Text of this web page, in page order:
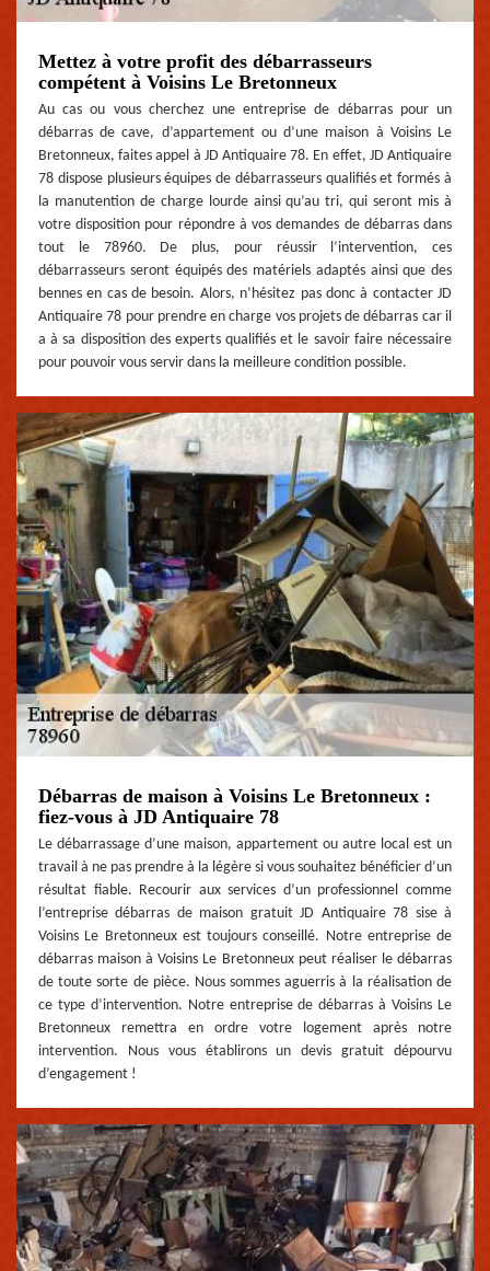
Mettez à votre profit des débarrasseurs
compétent à Voisins Le Bretonneux
Au cas ou vous cherchez une entreprise de débarras pour un
débarras de cave, d’appartement ou d’une maison à Voisins Le
Bretonneux, faites appel à JD Antiquaire 78. En effet, JD Antiquaire
78 dispose plusieurs équipes de débarrasseurs qualifiés et formés à
la manutention de charge lourde ainsi qu’au tri, qui seront mis à
votre disposition pour répondre à vos demandes de débarras dans
tout le 78960. De plus, pour réussir l’intervention, ces
débarrasseurs seront équipés des matériels adaptés ainsi que des
bennes en cas de besoin. Alors, n’hésitez pas donc à contacter JD
Antiquaire 78 pour prendre en charge vos projets de débarras car il
a à sa disposition des experts qualifiés et le savoir faire nécessaire
pour pouvoir vous servir dans la meilleure condition possible.
Débarras de maison à Voisins Le Bretonneux :
fiez-vous à JD Antiquaire 78
Le débarrassage d’une maison, appartement ou autre local est un
travail à ne pas prendre à la légère si vous souhaitez bénéficier d’un
résultat fiable. Recourir aux services d’un professionnel comme
l’entreprise débarras de maison gratuit JD Antiquaire 78 sise à
Voisins Le Bretonneux est toujours conseillé. Notre entreprise de
débarras maison à Voisins Le Bretonneux peut réaliser le débarras
de toute sorte de pièce. Nous sommes aguerris à la réalisation de
ce type d’intervention. Notre entreprise de débarras à Voisins Le
Bretonneux remettra en ordre votre logement après notre
intervention. Nous vous établirons un devis gratuit dépourvu
d’engagement !